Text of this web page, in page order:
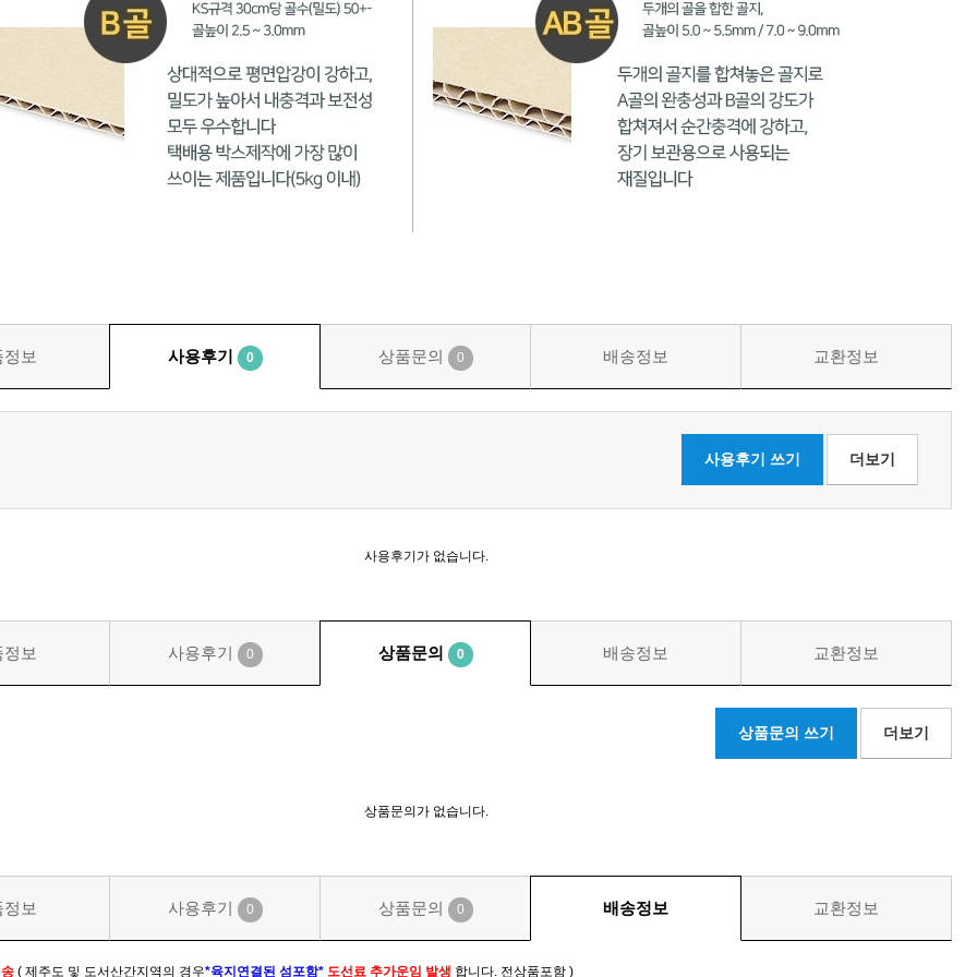
보 사용후기 0 상품문의 0 배송정보 교환정보
사용후기 쓰기 더보기
사용후기가 없습니다.
보 사용후기 0 상품문의 0 배송정보 교환정보
상품문의 쓰기 더보기
상품문의가 없습니다.
보 사용후기 0 상품문의 0 배송정보 교환정보
( 제주도 및 도서산간지역의 경우*육지연결된 섬포함* 도선료 추가운임 발생 합니다. 전상품포함 )